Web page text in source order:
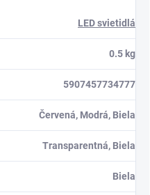
LED svietidlá
0.5 kg
5907457734777
Červená, Modrá, Biela
Transparentná, Biela
Biela